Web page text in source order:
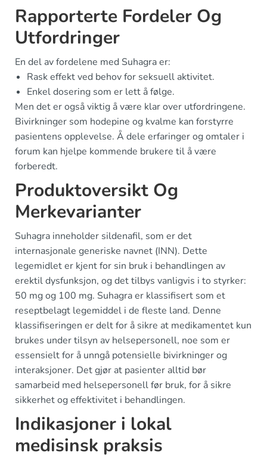
Rapporterte Fordeler Og
Utfordringer
En del av fordelene med Suhagra er:
Rask effekt ved behov for seksuell aktivitet.
Enkel dosering som er lett å følge.
Men det er også viktig å være klar over utfordringene.
Bivirkninger som hodepine og kvalme kan forstyrre
pasientens opplevelse. Å dele erfaringer og omtaler i
forum kan hjelpe kommende brukere til å være
forberedt.
Produktoversikt Og
Merkevarianter
Suhagra inneholder sildenafil, som er det
internasjonale generiske navnet (INN). Dette
legemidlet er kjent for sin bruk i behandlingen av
erektil dysfunksjon, og det tilbys vanligvis i to styrker:
50 mg og 100 mg. Suhagra er klassifisert som et
reseptbelagt legemiddel i de fleste land. Denne
klassifiseringen er delt for å sikre at medikamentet kun
brukes under tilsyn av helsepersonell, noe som er
essensielt for å unngå potensielle bivirkninger og
interaksjoner. Det gjør at pasienter alltid bør
samarbeid med helsepersonell før bruk, for å sikre
sikkerhet og effektivitet i behandlingen.
Indikasjoner i lokal
medisinsk praksis